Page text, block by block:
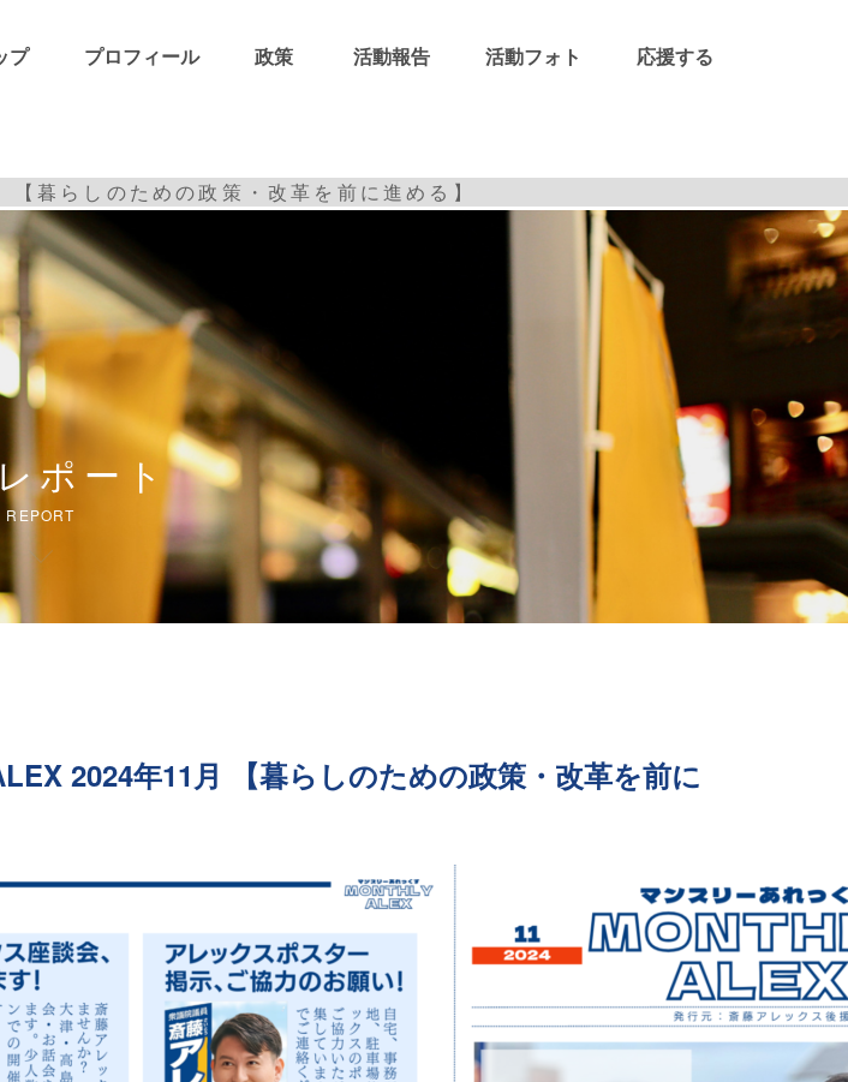
プ プロフィール 政策 活動報告 活動フォト 応援する
ポート
REPORT
暮らしのための政策・改革を前に進める】
2024年11月 【暮らしのための政策・改革を前に